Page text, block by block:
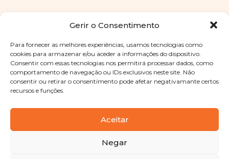
Gerir o Consentimento
Para fornecer as melhores experiências, usamos tecnologias como
cookies para armazenar e/ou aceder a informações do dispositivo.
Consentir com essas tecnologias nos permitirá processar dados, como
comportamento de navegação ou IDs exclusivos neste site. Não
consentir ou retirar o consentimento pode afetar negativamante certos
recursos e funções.
Aceitar
Negar
Copyright © 2025 Sabores Santa Clara
. Todos os direitos
reservadosPolítica de Privacidade |Termos e condições
Designed byShift Your Branding Agency